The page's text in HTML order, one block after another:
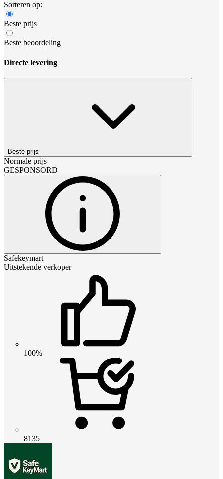
Sorteren op:
Beste prijs
Beste beoordeling
Directe levering
Beste prijs
Normale prijs
GESPONSORD
Safekeymart
Uitstekende verkoper
100%
8135